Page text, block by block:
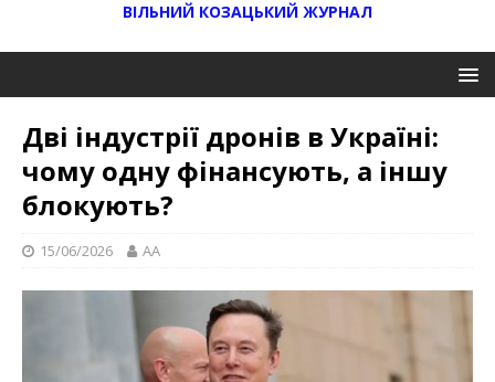
ВІЛЬНИЙ КОЗАЦЬКИЙ ЖУРНАЛ
Дві індустрії дронів в Україні:
чому одну фінансують, а іншу
блокують?
15/06/2026 AA